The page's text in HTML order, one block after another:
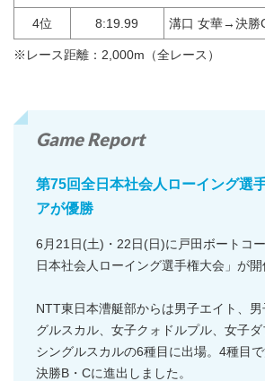
4位 8:19.99 溝口 女華→決勝
※レース距離：2,000m（全レース）
Game Report
第75回全日本社会人ローイング選
アが優勝
6月21日(土)・22日(日)に戸田ボートコ
日本社会人ローイング選手権大会」が開
NTT東日本漕艇部からは男子エイト、
グルスカル、女子クォドルプル、女子
シングルスカルの6種目に出場。4種目
決勝B・Cに進出しました。